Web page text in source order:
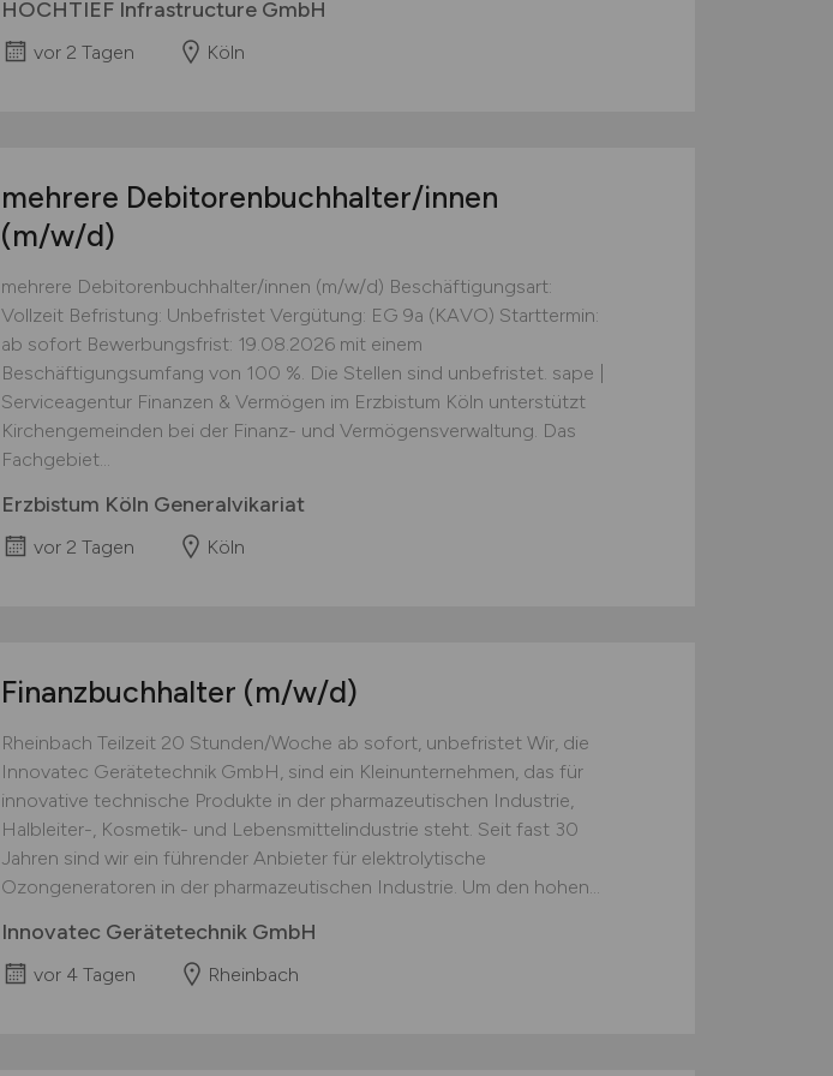
HOCHTIEF Infrastructure GmbH
vor 2 Tagen Köln
mehrere Debitorenbuchhalter/innen
(m/w/d)
mehrere Debitorenbuchhalter/innen (m/w/d) Beschäftigungsart:
Vollzeit Befristung: Unbefristet Vergütung: EG 9a (KAVO) Starttermin:
ab sofort Bewerbungsfrist: 19.08.2026 mit einem
Beschäftigungsumfang von 100 %. Die Stellen sind unbefristet. sape |
Serviceagentur Finanzen & Vermögen im Erzbistum Köln unterstützt
Kirchengemeinden bei der Finanz- und Vermögensverwaltung. Das
Fachgebiet...
Erzbistum Köln Generalvikariat
vor 2 Tagen Köln
Finanzbuchhalter (m/w/d)
Rheinbach Teilzeit 20 Stunden/Woche ab sofort, unbefristet Wir, die
Innovatec Gerätetechnik GmbH, sind ein Kleinunternehmen, das für
innovative technische Produkte in der pharmazeutischen Industrie,
Halbleiter-, Kosmetik- und Lebensmittelindustrie steht. Seit fast 30
Jahren sind wir ein führender Anbieter für elektrolytische
Ozongeneratoren in der pharmazeutischen Industrie. Um den hohen...
Innovatec Gerätetechnik GmbH
vor 4 Tagen Rheinbach